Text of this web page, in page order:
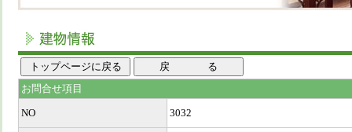
お問合せ項目
NO 3032